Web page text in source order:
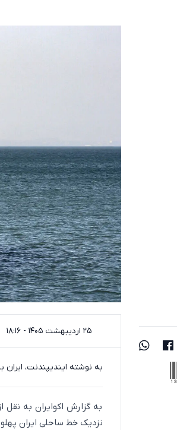
۲۵ اردیبهشت ۱۴۰۵ - ۱۸:۱۶
به نوشته ایندیپندنت، ایران
به گزارش اکوایران به
نزدیک خط ساحلی ایران